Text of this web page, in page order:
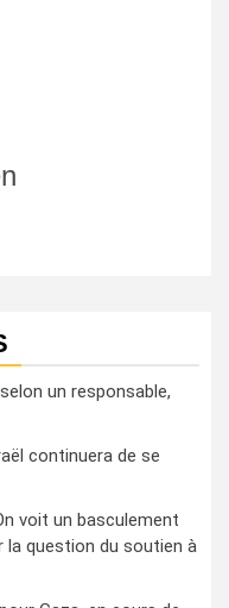
un responsable,
continuera de se
voit un basculement
la question du soutien à